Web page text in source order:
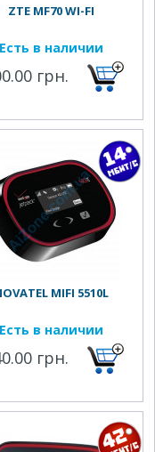
ZTE MF70 WI-FI
Есть в наличии
грн.
MIFI 5510L
Есть в наличии
грн.